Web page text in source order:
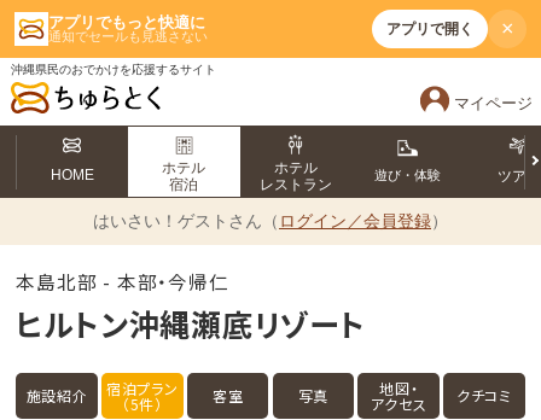
アプリでもっと快適に
通知でセールも見逃さない アプリで開く ×
沖縄県民のおでかけを応援するサイト
マイページ
HOME
ホテル
宿泊
ホテル
レストラン
遊び・体験 ツアー
はいさい！ ゲストさん（ ログイン／会員登録）
本島北部 - 本部・今帰仁
ヒルトン沖縄瀬底リゾート
施設紹介 宿泊プラン
（5件） 客室 写真 地図・
アクセス クチコミ